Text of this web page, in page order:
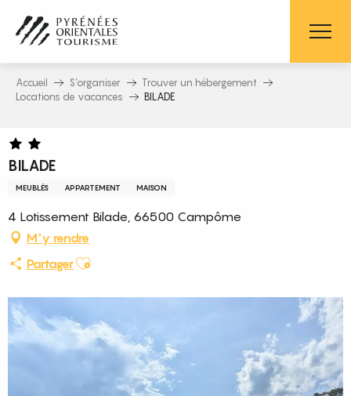
contenu
principal
Accueil S’organiser
Trouver un hébergement
Locations de vacances
BILADE
BILADE
MEUBLÉS APPARTEMENT MAISON
4 Lotissement Bilade, 66500 Campôme
M'y rendre
PartagerAjouter aux favoris